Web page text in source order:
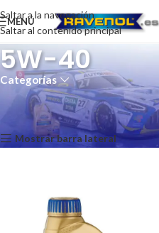
Saltar a la navegación
Saltar al contenido principal
MENÚ
5W-40
Categorías
Turismo/ Motor/ CleanSynto
Mostrando los 8 resultados
Mostrar barra lateral